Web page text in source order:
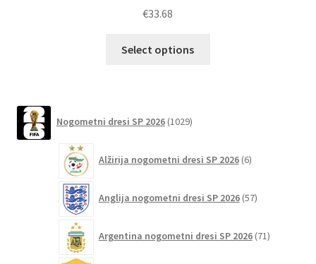
€33.68
Select options
izberete
strani
Nogometni dresi SP 2026 1029izdelkov
Alžirija nogometni dresi SP 2026 6izdelkov
Anglija nogometni dresi SP 2026 57izdelkov
Argentina nogometni dresi SP 2026 71izdelkov